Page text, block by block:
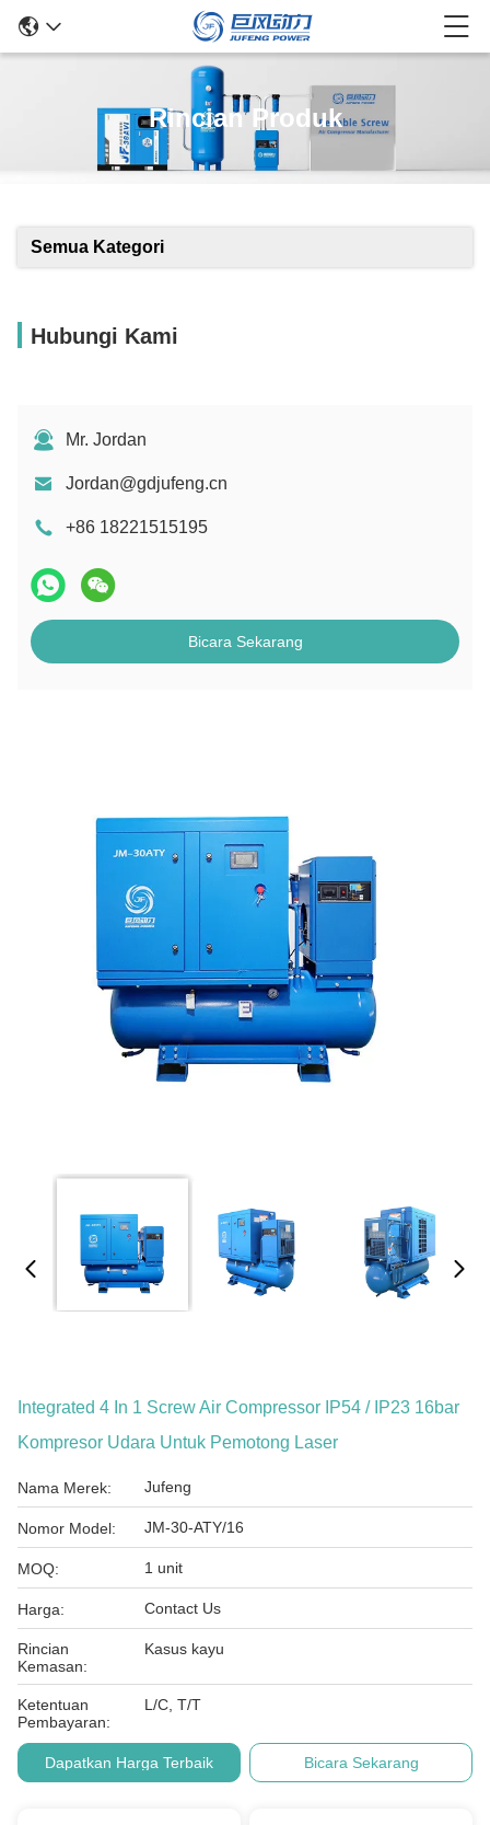
Rincian Produk
Semua Kategori
Hubungi Kami
Mr. Jordan
Jordan@gdjufeng.cn
+86 18221515195
Bicara Sekarang
Integrated 4 In 1 Screw Air Compressor IP54 / IP23 16bar
Kompresor Udara Untuk Pemotong Laser
Nama Merek: Jufeng
Nomor Model: JM-30-ATY/16
MOQ: 1 unit
Harga: Contact Us
Rincian
Kemasan:
Kasus kayu
Ketentuan
Pembayaran:
L/C, T/T
Dapatkan Harga Terbaik Bicara Sekarang